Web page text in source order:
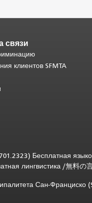
связи
клиентов SFMTA
Бесплатная
лингвистика /無料の
Сан-